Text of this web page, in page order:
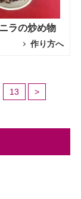
ラの炒め物
作り方へ
13 >